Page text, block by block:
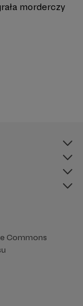
morderczy
Commons